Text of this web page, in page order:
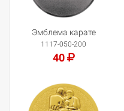
Эмблема карате
1117-050-200
40
Добавить в корзину